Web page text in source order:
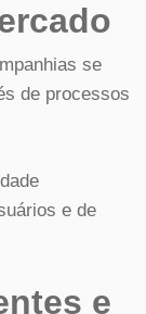
se
de processos
e de
e